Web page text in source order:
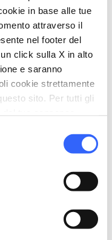
in base alle tue
attraverso il
nel footer del
click sulla X in alto
e saranno
cookie strettamente
sito. Per tutti gli
di Campo,